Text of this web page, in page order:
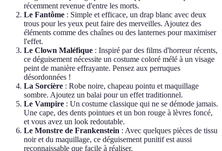
récemment revenue d'entre les morts.
Le Fantôme : Simple et efficace, un drap blanc avec deux
trous pour les yeux peut faire des merveilles. Ajoutez des
éléments comme des chaînes ou des lanternes pour maximiser
l'effet.
Le Clown Maléfique : Inspiré par des films d'horreur récents,
ce déguisement nécessite un costume coloré mélé à un visage
peint de manière effrayante. Pensez aux perruques
désordonnées !
La Sorcière : Robe noire, chapeau pointu et maquillage
sombre. Ajoutez un balai pour un effet traditionnel.
Le Vampire : Un costume classique qui ne se démode jamais.
Une cape, des dents pointues et un bon rouge à lèvres foncé,
et vous avez un look redoutable.
Le Monstre de Frankenstein : Avec quelques pièces de tissu
noir et du maquillage, ce déguisement punitif est aussi
reconnaissable que facile à réaliser.